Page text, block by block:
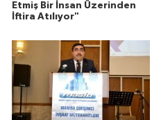
Etmiş Bir İnsan Üzerinden
İftira Atılıyor"